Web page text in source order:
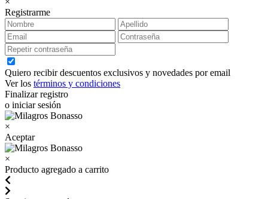
Registrarme
Quiero recibir descuentos exclusivos y novedades por email
Ver los términos y condiciones
Finalizar registro
o iniciar sesión
×
Aceptar
×
Producto agregado a carrito